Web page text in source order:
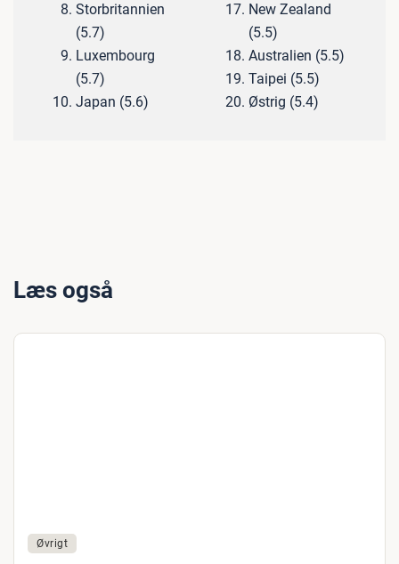
Storbritannien
(5.7)
Luxembourg
(5.7)
Japan (5.6)
New Zealand
(5.5)
Australien (5.5)
Taipei (5.5)
Østrig (5.4)
Læs også
Øvrigt